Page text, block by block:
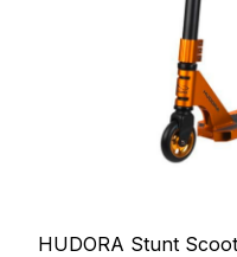
HUDORA Stunt